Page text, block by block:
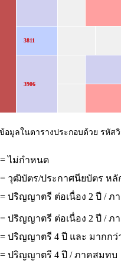
3811
3906
อมูลในตารางประกอบด้วย รหัส
ไม่กำหนด
วุฒิบัตร/ประกาศนียบัตร หลั
ปริญญาตรี ต่อเนื่อง 2 ปี / ภ
ปริญญาตรี ต่อเนื่อง 2 ปี / ภ
ปริญญาตรี 4 ปี และ มากกว่
ปริญญาตรี 4 ปี / ภาคสมทบ